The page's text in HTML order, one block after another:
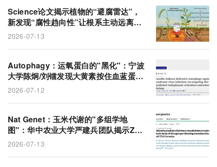
Science论文揭示植物的“避腐雷达”，
新发现“腐性趋向性”让根系主动远离腐
烂植物，且对动物腐肉无动于衷
2026-07-13
Autophagy：运氧蛋白的"黑化"：宁波
大学陈炯/刘镭发现大黄素按住血蓝蛋白
救对虾
2026-07-12
Nat Genet：玉米代谢的"多组学地
图"：华中农业大学严建兵团队揭示Zm
AVT1A-1决定氮往叶子走还是往籽粒走
2026-07-13